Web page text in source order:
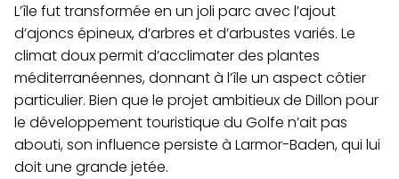
L’île fut transformée en un joli parc avec l’ajout
d’ajoncs épineux, d’arbres et d’arbustes variés. Le
climat doux permit d’acclimater des plantes
méditerranéennes, donnant à l’île un aspect côtier
particulier. Bien que le projet ambitieux de Dillon pour
le développement touristique du Golfe n’ait pas
abouti, son influence persiste à Larmor-Baden, qui lui
doit une grande jetée.